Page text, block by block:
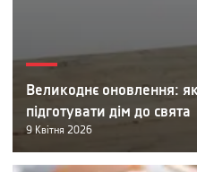
Великоднє оновлення:
підготувати дім до свята
9 Квітня 2026